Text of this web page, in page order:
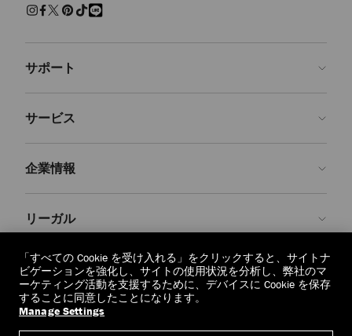
現代的なクラフツマンシップを兼ね備えた、エフォートレスで魅力ある
パール、クリスタルで装飾を施し、モダンなアクセントを添えた、美し
ルに気取らないフラットシューズ、どの1足を選んでも、存在感を放
スニーカー
なラグジュアリーを再定義します。 ステートメントなソールからミニ
ブーツ
た、クラシックなアンクルブーツやニーハイブーツをご紹介します。
実用性と華やかさが調和したデザインは、シーズンを重ねても色褪せな
いように仕立てられています。
サポート
よくあるご質問
返品を申請
配送
交換・返品
サービス
Made-to-Order
保証
企業情報
ブランドの歴史
JC World
社会への貢献
私たちの責任
クラフツマンシップ
リーガル
プライバシーポリシー
利用規約
忘れられる権利
個人情報開示請求フォーム
regionselector.country. (€)
「すべての Cookie を受け入れる」をクリックすると、サイトナ
ビゲーションを強化し、サイトの使用状況を分析し、弊社のマ
ーケティング活動を支援するために、デバイスに Cookie を保存
することに同意したことになります。
Manage Settings